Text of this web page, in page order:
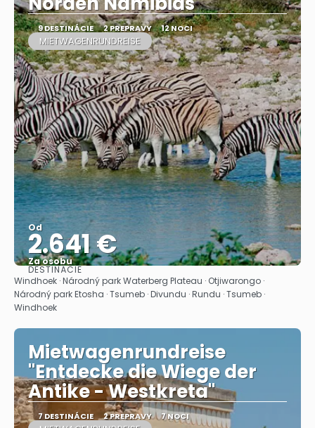
9 DESTINÁCIE 2 PREPRAVY 12 NOCI
MIETWAGENRUNDREISE
Od
2.641 €
Za osobu
Pozrieť sa
DESTINÁCIE
Windhoek · Národný park Waterberg Plateau · Otjiwarongo ·
Národný park Etosha · Tsumeb · Divundu · Rundu · Tsumeb ·
Windhoek
Mietwagenrundreise
"Entdecke die Wiege der
Antike - Westkreta"
7 DESTINÁCIE 2 PREPRAVY 7 NOCI